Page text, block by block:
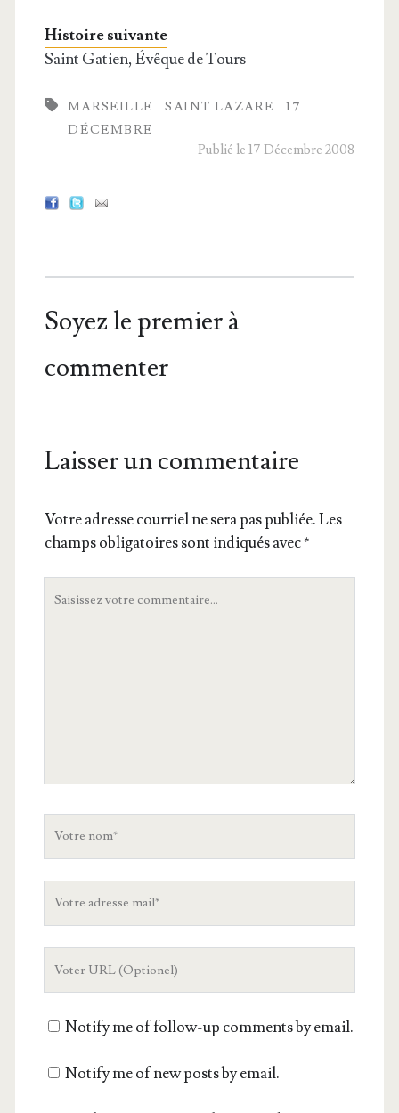
Histoire suivante
Saint Gatien, Évêque de Tours
MARSEILLE SAINT LAZARE
17
DÉCEMBRE
Publié le 17 Décembre 2008
Soyez le premier à
commenter
Laisser un commentaire
Votre adresse courriel ne sera pas publiée.Les
champs obligatoires sont indiqués avec*
siteNotify me of follow-up comments by email.
Notify me of new posts by email.